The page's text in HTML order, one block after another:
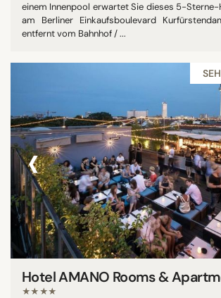
einem Innenpool erwartet Sie dieses 5-Sterne-
am Berliner Einkaufsboulevard
entfernt vom Bahnhof / ...
‹
Hotel AMANO Rooms &
★★★★